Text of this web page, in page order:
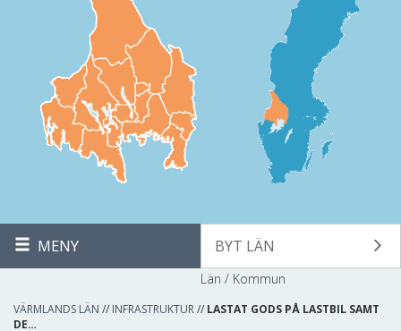
MENY BYT LÄN
Län / Kommun
VÄRMLANDS LÄN // INFRASTRUKTUR// LASTAT GODS PÅ LASTBIL SAMT
DE…